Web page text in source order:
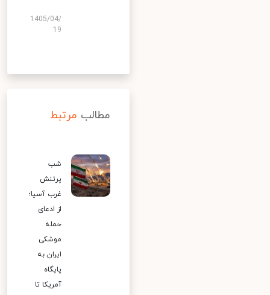
1405/04/
19
مطالب مرتبط
شب
پرتنش
غرب آسیا؛
از ادعای
حمله
موشکی
ایران به
پایگاه
آمریکا تا